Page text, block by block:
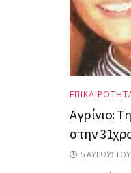
Αγρίνιο:
στην
5